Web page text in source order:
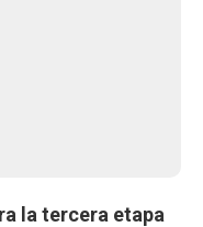
la tercera etapa